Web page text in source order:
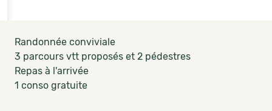
Randonnée conviviale
3 parcours vtt proposés et 2 pédestres
Repas à l'arrivée
1 conso gratuite